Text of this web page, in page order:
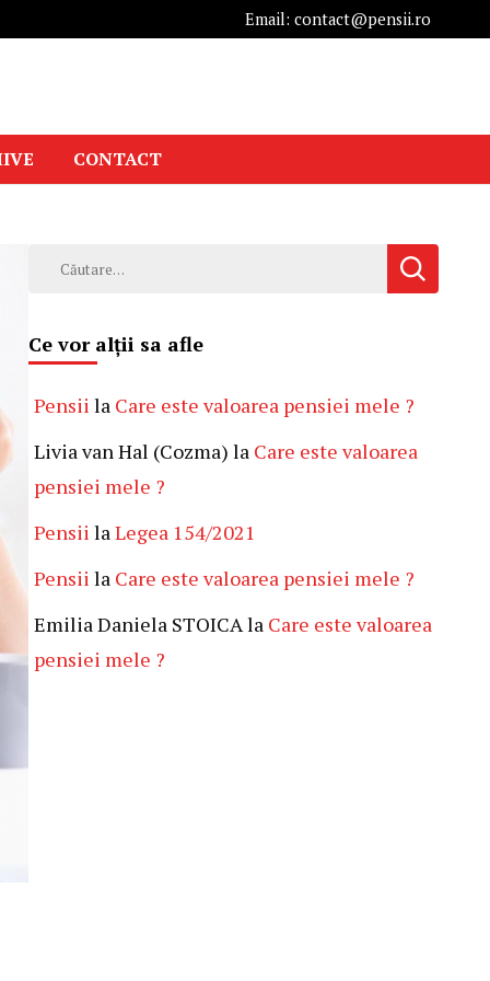
Email: contact@pensii.ro
CONTACT
Caută
Ce vor alții sa afle
Pensii la Care este valoarea pensiei mele ?
Livia van Hal (Cozma) la Care este valoarea
pensiei mele ?
Pensii laLegea 154/2021
Pensii la Care este valoarea pensiei mele ?
Emilia Daniela STOICAla Care este valoarea
pensiei mele ?